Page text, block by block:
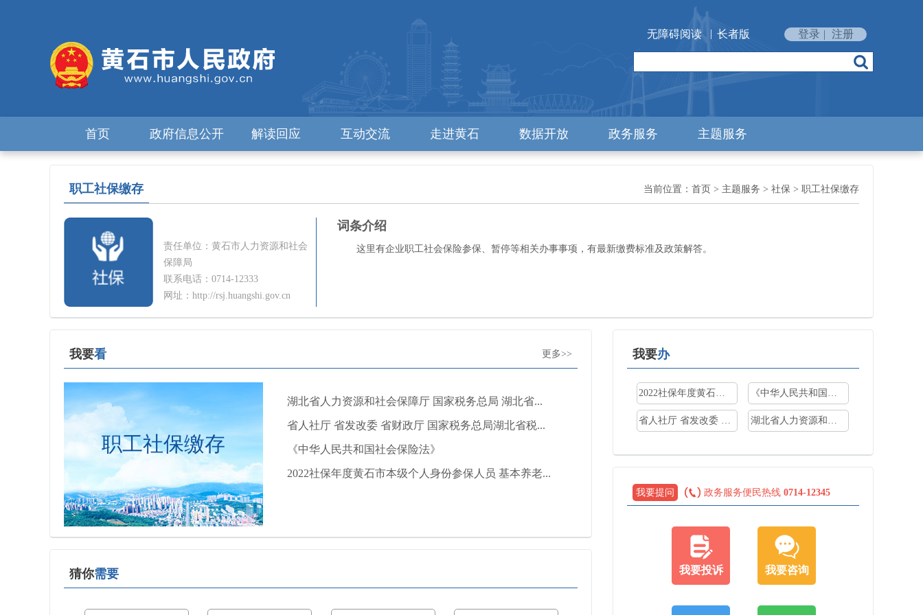
无障碍阅读 | 长者版 登录 | 注册
首页 政府信息公开 解读回应 互动交流 走进黄石 数据开放 政务服务 主题服务
当前位置： 首页 > 主题服务 > 社保 > 职工社保缴存
职工社保缴存
责任单位：黄石市人力资源和社会
保障局
联系电话：0714-12333
网址：http://rsj.huangshi.gov.cn
词条介绍
这里有企业职工社会保险参保、暂停等相关办事事项，有最新缴费标准及政策解答。
更多>>
我要看
职工社保缴存
湖北省人力资源和社会保障厅 国家税务总局 湖北省...
省人社厅 省发改委 省财政厅 国家税务总局湖北省税...
《中华人民共和国社会保险法》
2022社保年度黄石市本级个人身份参保人员 基本养老...
猜你需要
我要办
2022社保年度黄石市本级个人身份参保人员 基本养老... 《中华人民共和国社会保险法》
省人社厅 省发改委 省财政厅 国家税务总局湖北省税... 湖北省人力资源和社会保障厅 国家税务总局 湖北省...
我要提问 政务服务便民热线 0714-12345
我要投诉 我要咨询